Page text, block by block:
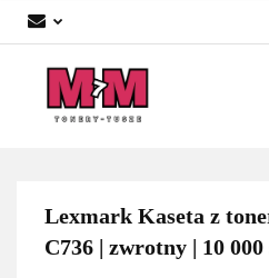
Lexmark Kaseta z
C736 | zwrotny | 10